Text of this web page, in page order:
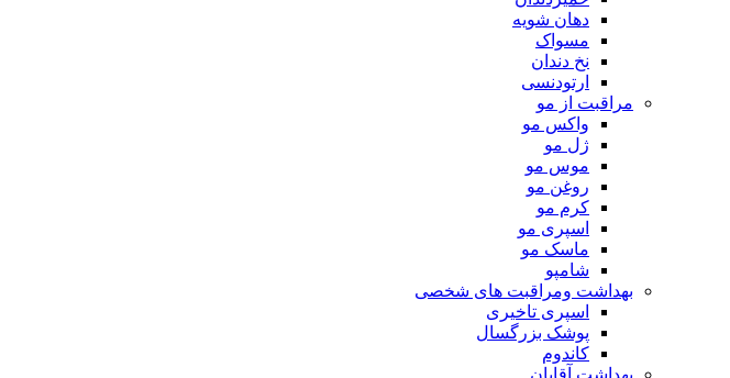
دهان شویه
مسواک
نخ دندان
ارتودنسی
مراقبت از مو
واکس مو
ژل مو
موس مو
روغن مو
کرم مو
اسپری مو
ماسک مو
شامپو
بهداشت ومراقبت های شخصی
اسپری تاخیری
پوشک بزرگسال
کاندوم